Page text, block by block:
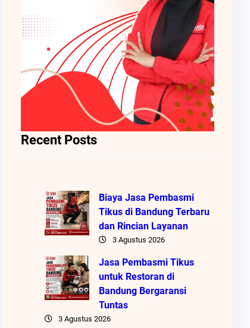
Recent Posts
Biaya Jasa Pembasmi
Tikus di Bandung Terbaru
dan Rincian Layanan
3 Agustus 2026
Jasa Pembasmi Tikus
untuk Restoran di
Bandung Bergaransi
Tuntas
3 Agustus 2026